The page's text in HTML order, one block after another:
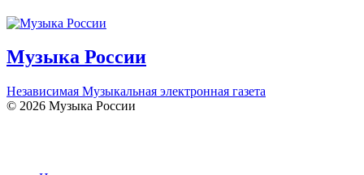
Музыка России
Независимая Музыкальная электронная газета
© 2026 Музыка России